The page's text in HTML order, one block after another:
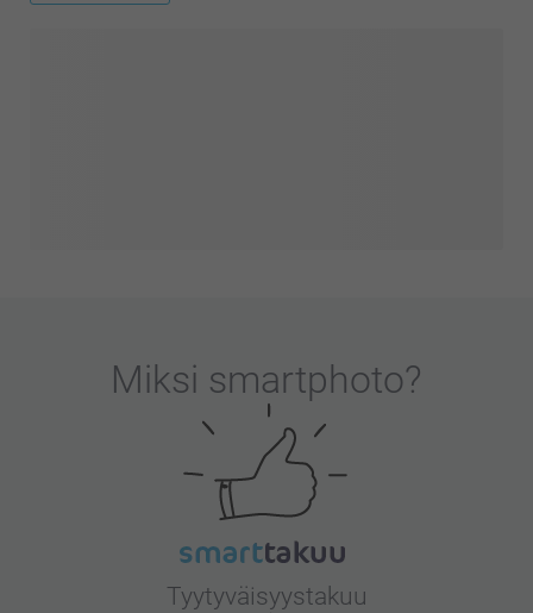
Miksi smartphoto?
Tyytyväisyystakuu